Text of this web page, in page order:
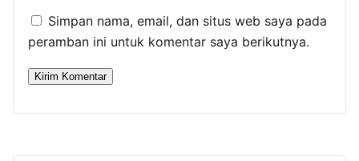
Simpan nama, email, dan situs web saya pada
peramban ini untuk komentar saya berikutnya.